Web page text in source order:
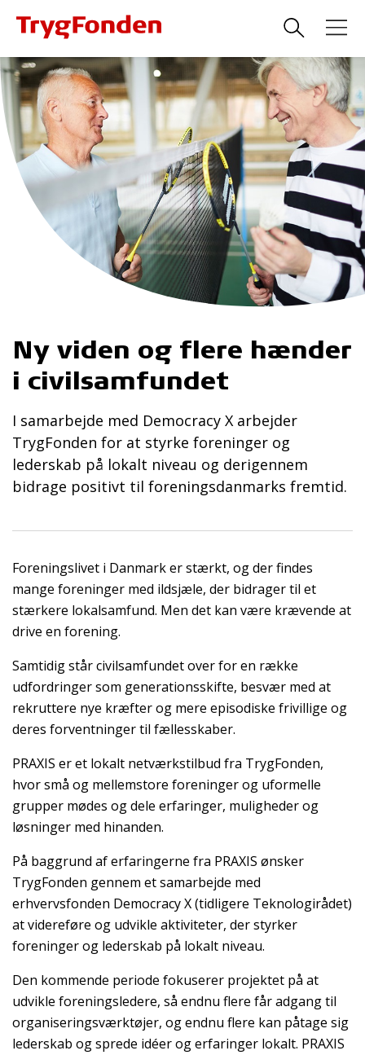
Ny viden og flere hænder
i civilsamfundet
I samarbejde med Democracy X arbejder
TrygFonden for at styrke foreninger og
lederskab på lokalt niveau og derigennem
bidrage positivt til foreningsdanmarks fremtid.
Foreningslivet i Danmark er stærkt, og der findes
mange foreninger med ildsjæle, der bidrager til et
stærkere lokalsamfund. Men det kan være krævende at
drive en forening.
Samtidig står civilsamfundet over for en række
udfordringer som generationsskifte, besvær med at
rekruttere nye kræfter og mere episodiske frivillige og
deres forventninger til fællesskaber.
PRAXIS er et lokalt netværkstilbud fra TrygFonden,
hvor små og mellemstore foreninger og uformelle
grupper mødes og dele erfaringer, muligheder og
løsninger med hinanden.
På baggrund af erfaringerne fra PRAXIS ønsker
TrygFonden gennem et samarbejde med
erhvervsfonden Democracy X (tidligere Teknologirådet)
at videreføre og udvikle aktiviteter, der styrker
foreninger og lederskab på lokalt niveau.
Den kommende periode fokuserer projektet på at
udvikle foreningsledere, så endnu flere får adgang til
organiseringsværktøjer, og endnu flere kan påtage sig
lederskab og sprede idéer og erfaringer lokalt. PRAXIS